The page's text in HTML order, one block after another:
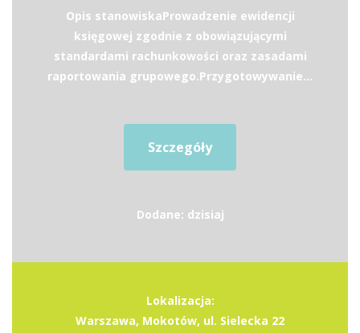
Opis stanowiskaProwadzenie ewidencji
księgowej zgodnie z obowiązującymi
standardami rachunkowości oraz zasadami
raportowania grupowego.Przygotowywanie...
Szczegóły
Dodane: dzisiaj
Lokalizacja:
Warszawa, Mokotów, ul. Sielecka 22